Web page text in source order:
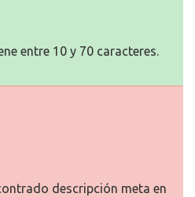
entre 10 y 70 caracteres.
descripción meta en